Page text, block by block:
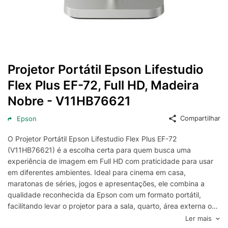
Projetor Portátil Epson Lifestudio
Flex Plus EF-72, Full HD, Madeira
Nobre - V11HB76621
Epson Compartilhar
O Projetor Portátil Epson Lifestudio Flex Plus EF-72
(V11HB76621) é a escolha certa para quem busca uma
experiência de imagem em Full HD com praticidade para usar
em diferentes ambientes. Ideal para cinema em casa,
maratonas de séries, jogos e apresentações, ele combina a
qualidade reconhecida da Epson com um formato portátil,
facilitando levar o projetor para a sala, quarto, área externa ou
Ler mais